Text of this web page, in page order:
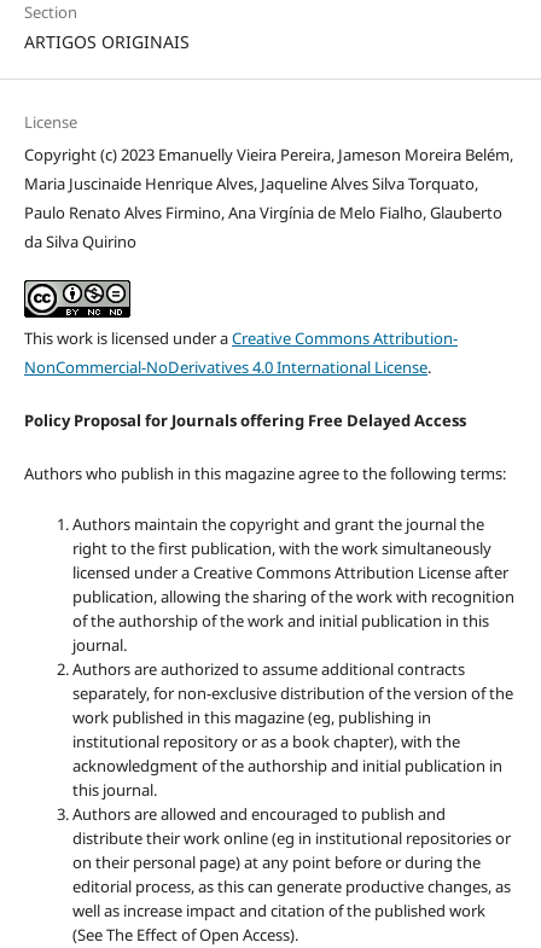
Section
ARTIGOS ORIGINAIS
License
Copyright (c) 2023 Emanuelly Vieira Pereira, Jameson Moreira Belém,
Maria Juscinaide Henrique Alves, Jaqueline Alves Silva Torquato,
Paulo Renato Alves Firmino, Ana Virgínia de Melo Fialho, Glauberto
da Silva Quirino
This work is licensed under aCreative Commons Attribution-
NonCommercial-NoDerivatives 4.0 International License.
Policy Proposal for Journals offering Free Delayed Access
Authors who publish in this magazine agree to the following terms:
Authors maintain the copyright and grant the journal the
right to the first publication, with the work simultaneously
licensed under a Creative Commons Attribution License after
publication, allowing the sharing of the work with recognition
of the authorship of the work and initial publication in this
journal.
Authors are authorized to assume additional contracts
separately, for non-exclusive distribution of the version of the
work published in this magazine (eg, publishing in
institutional repository or as a book chapter), with the
acknowledgment of the authorship and initial publication in
this journal.
Authors are allowed and encouraged to publish and
distribute their work online (eg in institutional repositories or
on their personal page) at any point before or during the
editorial process, as this can generate productive changes, as
well as increase impact and citation of the published work
(See The Effect of Open Access).